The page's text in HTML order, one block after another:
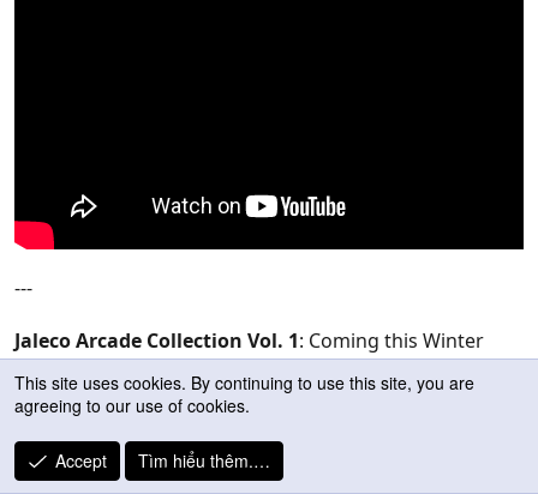
---
Jaleco Arcade Collection Vol. 1: Coming this Winter
(worldwide)
This site uses cookies. By continuing to use this site, you are
agreeing to our use of cookies.
Accept Tìm hiểu thêm.…